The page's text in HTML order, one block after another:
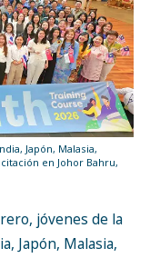
Japón, Malasia,
en Johor Bahru,
jóvenes de la
Japón, Malasia,